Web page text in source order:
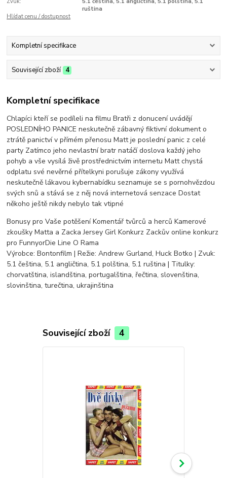
ruština
Hlídat cenu / dostupnost
Kompletní specifikace
Související zboží 4
Kompletní specifikace
Chlapíci kteří se podíleli na filmu Bratři z donucení uvádějí
POSLEDNÍHO PANICE neskutečně zábavný fiktivní dokument o
ztrátě panictví v přímém přenosu Matt je poslední panic z celé
party Zatímco jeho nevlastní bratr natáčí doslova každý jeho
pohyb a vše vysílá živě prostřednictvím internetu Matt chystá
odplatu své nevěrné přítelkyni porušuje zákony využívá
neskutečně lákavou kybernabídku seznamuje se s pornohvězdou
svých snů a stává se z něj nová internetová senzace Dostat
někoho ještě nikdy nebylo tak vtipné
Bonusy pro Vaše potěšení Komentář tvůrců a herců Kamerové
zkoušky Matta a Zacka Jersey Girl Konkurz Zackův online konkurz
pro FunnyorDie Line O Rama
Výrobce: Bontonfilm | Režie: Andrew Gurland, Huck Botko | Zvuk:
5.1 čeština, 5.1 angličtina, 5.1 polština, 5.1 ruština | Titulky:
chorvatština, islandština, portugalština, řečtina, slovenština,
slovinština, turečtina, ukrajinština
Související zboží 4